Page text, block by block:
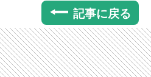
記事に戻る